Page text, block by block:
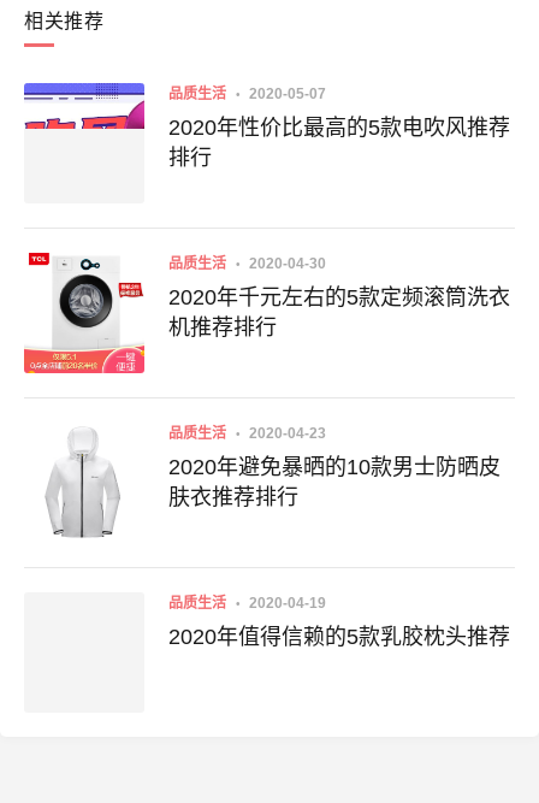
相关推荐
品质生活 2020-05-07
2020年性价比最高的5款电吹风推荐
排行
品质生活 2020-04-30
2020年千元左右的5款定频滚筒洗衣
机推荐排行
品质生活 2020-04-23
2020年避免暴晒的10款男士防晒皮
肤衣推荐排行
品质生活 2020-04-19
2020年值得信赖的5款乳胶枕头推荐